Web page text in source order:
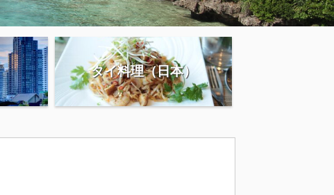
タイ料理（日本）